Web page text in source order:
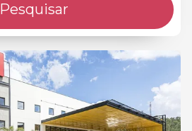
Pesquisar